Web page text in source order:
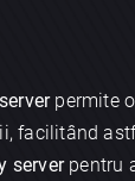
permite
facilitând
serverpentru